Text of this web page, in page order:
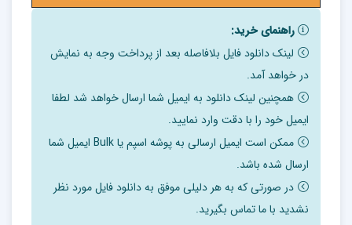
راهنمای خرید:
لینک دانلود فایل بلافاصله بعد از پرداخت وجه به نمایش
در خواهد آمد.
همچنین لینک دانلود به ایمیل شما ارسال خواهد شد لطفا
ایمیل خود را با دقت وارد نمایید.
ممکن است ایمیل ارسالی به پوشه اسپم یا Bulk ایمیل شما
ارسال شده باشد.
در صورتی که به هر دلیلی موفق به دانلود فایل مورد نظر
نشدید با ما تماس بگیرید.